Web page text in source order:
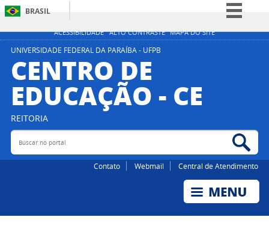
ACESSIBILIDADE ALTO CONTRASTE MAPA DO SITE
BRASIL
Simplifique!
Acesso à informação
Legislação
UNIVERSIDADE FEDERAL DA PARAÍBA - UFPB
CENTRO DE
EDUCAÇÃO - CE
REITORIA
Buscar no portal
Contato Webmail Central de Atendimento